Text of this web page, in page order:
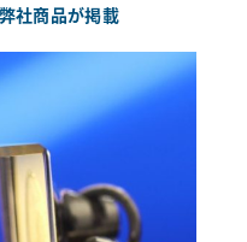
社商品が掲載